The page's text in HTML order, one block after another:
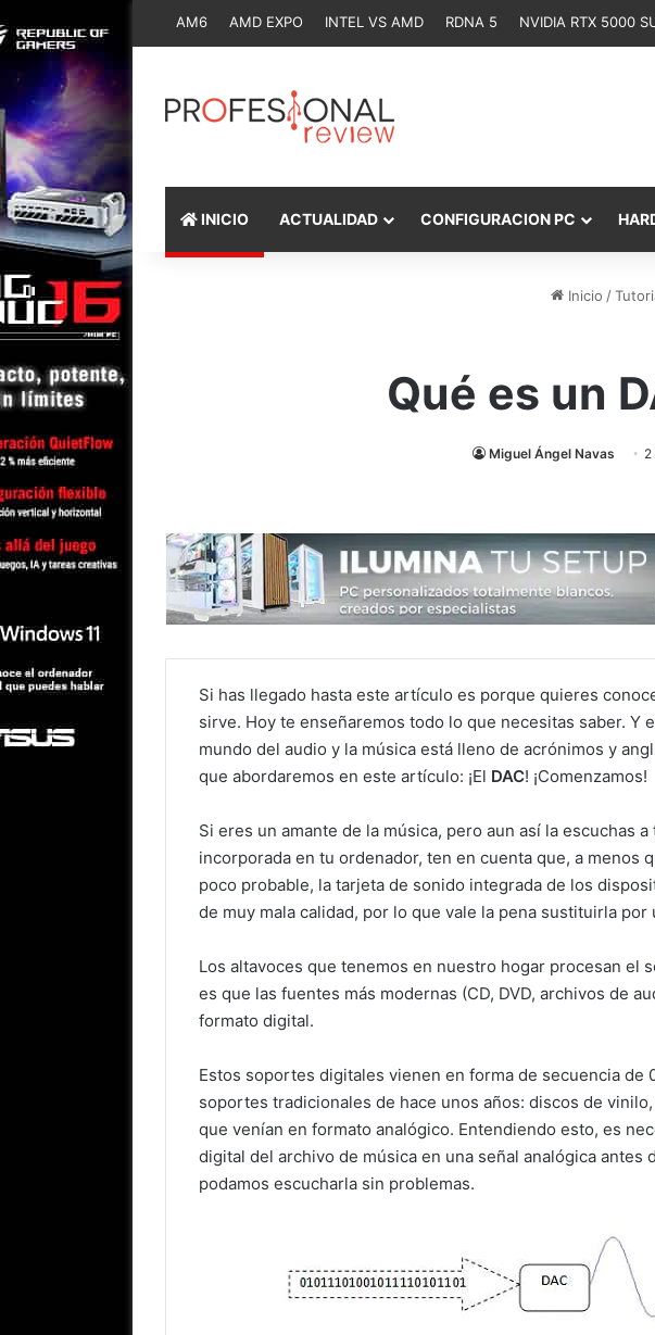
AM6 AMD EXPO INTEL VS AMD RDNA 5 NVIDIA RTX 5000
INICIO ACTUALIDAD CONFIGURACION PC
Inicio /
Qué es un
Miguel Ángel Navas
Si has llegado hasta este artículo es porque quieres
sirve. Hoy te enseñaremos todo lo que necesitas saber. Y
mundo del audio y la música está lleno de acrónimos y
que abordaremos en este artículo: ¡El DAC! ¡Comenzamos!
Si eres un amante de la música, pero aun así la escuchas a
incorporada en tu ordenador, ten en cuenta que, a menos
poco probable, la tarjeta de sonido integrada de los
de muy mala calidad, por lo que vale la pena sustituirla por
Los altavoces que tenemos en nuestro hogar procesan el
es que las fuentes más modernas (CD, DVD, archivos de
formato digital.
Estos soportes digitales vienen en forma de secuencia de
soportes tradicionales de hace unos años: discos de
que venían en formato analógico. Entendiendo esto, es
digital del archivo de música en una señal analógica antes
podamos escucharla sin problemas.